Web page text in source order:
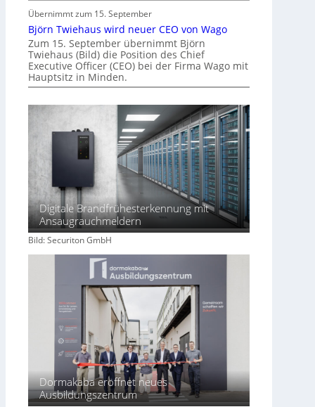
m
m
o
b
i
l
w
s
c
h
t
Übernimmt zum 15. September
Björn Twiehaus wird neuer CEO von Wago
Zum 15. September übernimmt Björn
Twiehaus (Bild) die Position des Chief
Executive Officer (CEO) bei der Firma Wago mit
Hauptsitz in Minden.
Digitale Brandfrühesterkennung mit
Ansaugrauchmeldern
Bild: Securiton GmbH
Dormakaba eröffnet neues
Ausbildungszentrum